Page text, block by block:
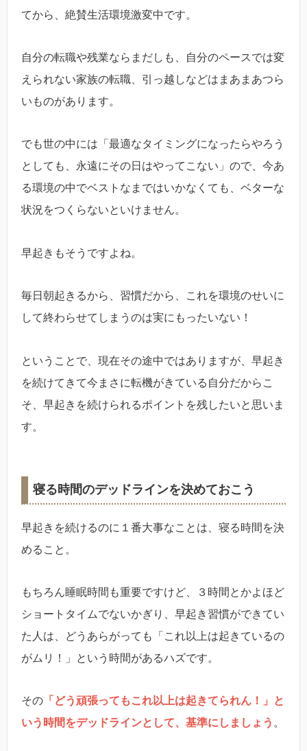
てから、絶賛生活環境激変中です。
自分の転職や残業ならまだしも、自分のペースでは変
えられない家族の転職、引っ越しなどはまあまあつら
いものがあります。
でも世の中には「最適なタイミングになったらやろう
としても、永遠にその日はやってこない」ので、今あ
る環境の中でベストなまではいかなくても、ベターな
状況をつくらないといけません。
早起きもそうですよね。
毎日朝起きるから、習慣だから、これを環境のせいに
して終わらせてしまうのは実にもったいない！
ということで、現在その途中ではありますが、早起き
を続けてきて今まさに転機がきている自分だからこ
そ、早起きを続けられるポイントを残したいと思いま
す。
寝る時間のデッドラインを決めておこう
早起きを続けるのに１番大事なことは、寝る時間を決
めること。
もちろん睡眠時間も重要ですけど、３時間とかよほど
ショートタイムでないかぎり、早起き習慣ができてい
た人は、どうあらがっても「これ以上は起きているの
がムリ！」という時間があるハズです。
その 「どう頑張ってもこれ以上は起きてられん！」と
いう時間をデッドラインとして、基準にしましょう 。